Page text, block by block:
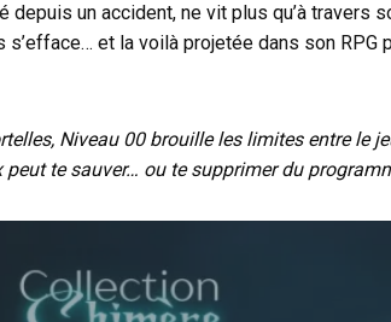
un accident, ne vit plus qu’à travers
et la voilà projetée dans son RPG
Niveau 00 brouille les limites entre le
peut te sauver… ou te supprimer du